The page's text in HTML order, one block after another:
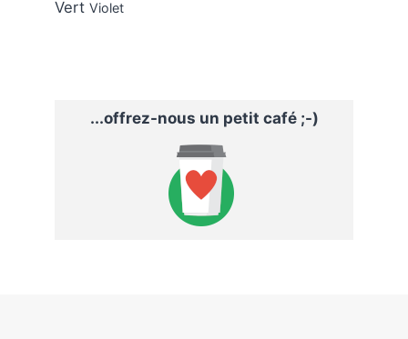
Vert Violet
...offrez-nous un petit café ;-)